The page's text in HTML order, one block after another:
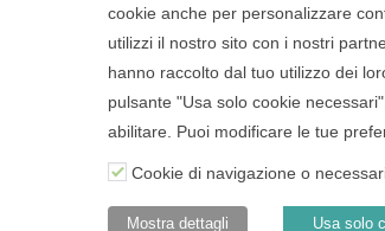
Copyright © 2025 SOCIALFARMA - La
Carmiano (LE) - Tel: 0832.093720 Cell:
Nell'anno 2018 sono stati erogati €3.147,62
6/3/2013 tit. II-tit. III) del 19/03/2014
cookie anche per personalizzare
utilizzi il nostro sito con i nostri
hanno raccolto dal tuo utilizzo dei
pulsante "Usa solo cookie
abilitare. Puoi modificare le tue
Cookie di navigazione o
Mostra dettagli Usa solo